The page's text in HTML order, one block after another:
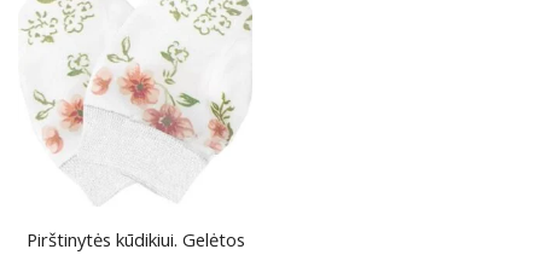
Pirštinytės kūdikiui. Gelėtos